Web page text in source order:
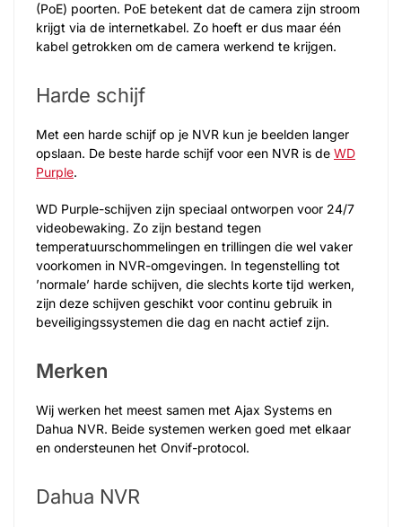
(PoE) poorten. PoE betekent dat de camera zijn stroom
krijgt via de internetkabel. Zo hoeft er dus maar één
kabel getrokken om de camera werkend te krijgen.
Harde schijf
Met een harde schijf op je NVR kun je beelden langer
opslaan. De beste harde schijf voor een NVR is de WD
Purple.
WD Purple-schijven zijn speciaal ontworpen voor 24/7
videobewaking. Zo zijn bestand tegen
temperatuurschommelingen en trillingen die wel vaker
voorkomen in NVR-omgevingen. In tegenstelling tot
’normale’ harde schijven, die slechts korte tijd werken,
zijn deze schijven geschikt voor continu gebruik in
beveiligingssystemen die dag en nacht actief zijn.
Merken
Wij werken het meest samen met Ajax Systems en
Dahua NVR. Beide systemen werken goed met elkaar
en ondersteunen het Onvif-protocol.
Dahua NVR